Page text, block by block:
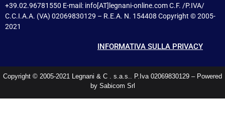
+39.02.96781550 E-mail: info[AT]legnani-online.com C.F. /P.IVA/
C.C.I.A.A. (VA) 02069830129 – R.E.A. N. 154408 Copyright © 2005-
2021
INFORMATIVA SULLA PRIVACY
Copyright © 2005-2021 Legnani & C . s.a.s.. P.Iva 02069830129 – Powered
by Sabicom Srl